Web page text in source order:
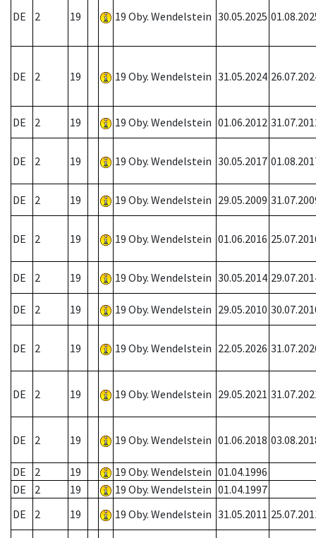
DE 2 19 19 Oby. Wendelstein 30.05.2025
DE 2 19 19 Oby. Wendelstein 31.05.2024
DE 2 19 19 Oby. Wendelstein 01.06.2012
DE 2 19 19 Oby. Wendelstein 30.05.2017
DE 2 19 19 Oby. Wendelstein 29.05.2009
DE 2 19 19 Oby. Wendelstein 01.06.2016
DE 2 19 19 Oby. Wendelstein 30.05.2014
DE 2 19 19 Oby. Wendelstein 29.05.2010
DE 2 19 19 Oby. Wendelstein 22.05.2026
DE 2 19 19 Oby. Wendelstein 29.05.2021
DE 2 19 19 Oby. Wendelstein 01.06.2018
DE 2 19 19 Oby. Wendelstein 01.04.1996
DE
2 19 19 Oby. Wendelstein 01.04.1997
DE
2 19 19 Oby. Wendelstein 31.05.2011